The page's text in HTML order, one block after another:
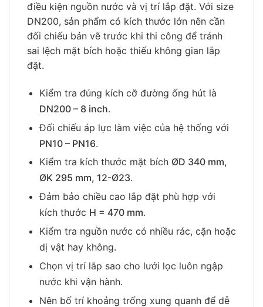
điều kiện nguồn nước và vị trí lắp đặt. Với size
DN200, sản phẩm có kích thước lớn nên cần
đối chiếu bản vẽ trước khi thi công để tránh
sai lệch mặt bích hoặc thiếu không gian lắp
đặt.
Kiểm tra đúng kích cỡ đường ống hút là
DN200 – 8 inch.
Đối chiếu áp lực làm việc của hệ thống với
PN10 – PN16.
Kiểm tra kích thước mặt bích ØD 340 mm,
ØK 295 mm, 12-Ø23.
Đảm bảo chiều cao lắp đặt phù hợp với
kích thước H = 470 mm.
Kiểm tra nguồn nước có nhiều rác, cặn hoặc
dị vật hay không.
Chọn vị trí lắp sao cho lưới lọc luôn ngập
nước khi vận hành.
Nên bố trí khoảng trống xung quanh để dễ